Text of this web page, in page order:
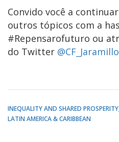
Convido você a
outros tópicos com a
#Repensarofuturo ou
do Twitter @CF_Jaramillo
INEQUALITY AND SHARED PROSPERITY
LATIN AMERICA & CARIBBEAN